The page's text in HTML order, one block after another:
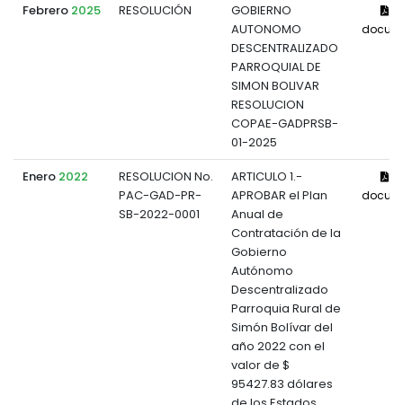
Febrero 2025 RESOLUCIÓN
GOBIERNO
AUTONOMO
DESCENTRALIZADO
PARROQUIAL DE
SIMON BOLIVAR
RESOLUCION
COPAE-GADPRSB-
01-2025
Enero 2022
RESOLUCION No.
PAC-GAD-PR-
SB-2022-0001
ARTICULO 1.-
APROBAR el Plan
Anual de
Contratación de la
Gobierno
Autónomo
Descentralizado
Parroquia Rural de
Simón Bolívar del
año 2022 con el
valor de $
95427.83 dólares